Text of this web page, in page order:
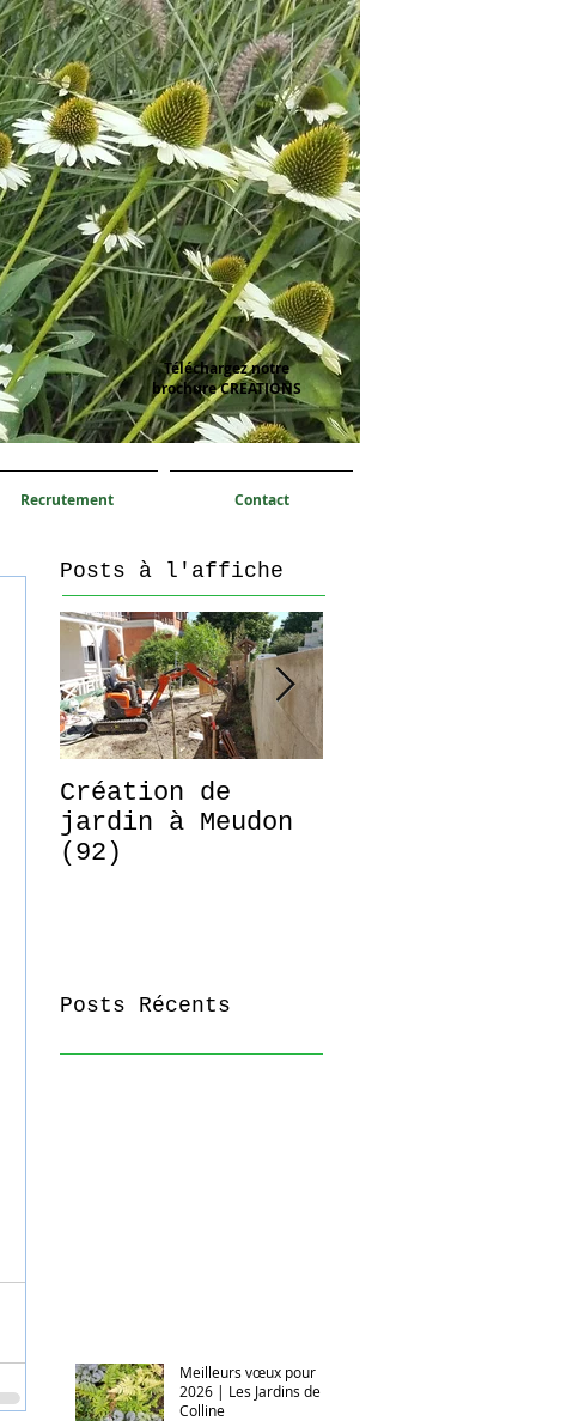
Téléchargez notre
brochure CREATIONS
Recrutement Contact
Posts à l'affiche
Création de
jardin à Meudon
(92)
Posts Récents
Meilleurs vœux pour
2026 | Les Jardins de la
Colline